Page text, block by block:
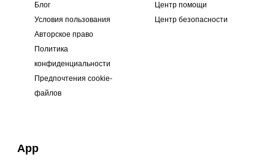
Блог
Условия пользования
Авторское право
Политика
конфиденциальности
Предпочтения cookie-
файлов
Центр помощи
Центр безопасности
App